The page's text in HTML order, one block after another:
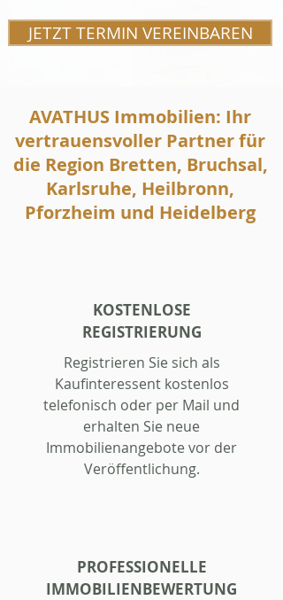
JETZT TERMIN VEREINBAREN
AVATHUS Immobilien: Ihr
vertrauensvoller Partner für
die Region Bretten, Bruchsal,
Karlsruhe, Heilbronn,
Pforzheim und Heidelberg
KOSTENLOSE
REGISTRIERUNG
Registrieren Sie sich als
Kaufinteressent kostenlos
telefonisch oder per Mail und
erhalten Sie neue
Immobilienangebote vor der
Veröffentlichung.
PROFESSIONELLE
IMMOBILIENBEWERTUNG